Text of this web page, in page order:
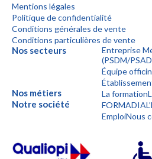
Mentions légales
Politique de confidentialité
Conditions générales de vente
Conditions particulières de vente
Nos secteurs
Entreprise
(PSDM/
Équipe
Nos métiers La formation
Notre société FORMADIA
EmploiNous